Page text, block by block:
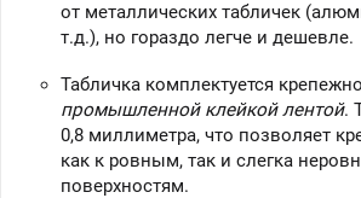
от металлических табличек
т.д.), но гораздо легче и дешевле.
Табличка комплектуется
промышленной клейкой лентой.
0,8 миллиметра, что позволяет
как к ровным, так и слегка
поверхностям.